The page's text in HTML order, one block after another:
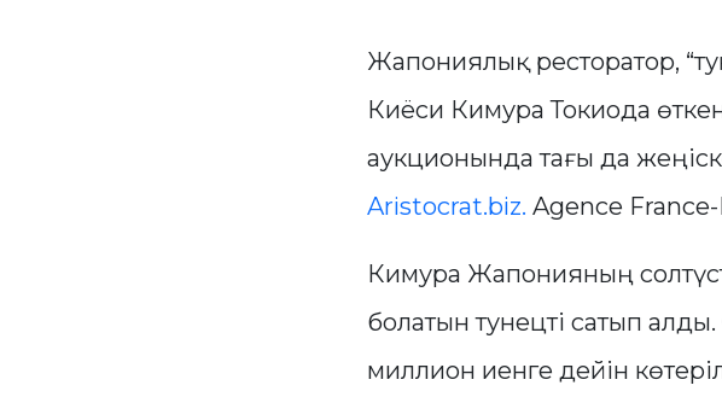
Жапониялық ресторатор,
Киёси Кимура Токиода
аукционында тағы да
Aristocrat.biz. Agence France-
Кимура Жапонияның
болатын тунецті сатып
миллион иенге дейін